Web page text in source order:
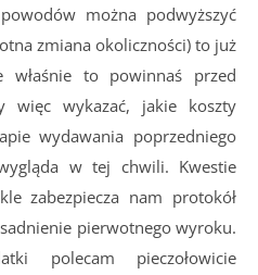
można podwyższyć
zmiana okoliczności) to już
właśnie to powinnaś przed
więc wykazać, jakie koszty
wydawania poprzedniego
w tej chwili. Kwestie
zabezpiecza nam protokół
pierwotnego wyroku.
polecam pieczołowicie